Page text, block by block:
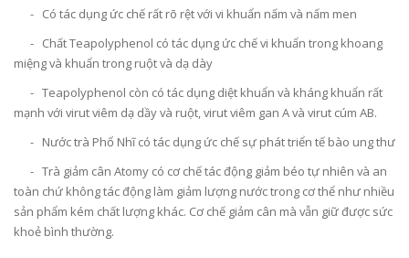
- Có tác dụng ức chế rất rõ rệt với vi khuẩn nấm và nấm men
- Chất Teapolyphenol có tác dụng ức chế vi khuẩn trong khoang
miệng và khuẩn trong ruột và dạ dày
- Teapolyphenol còn có tác dụng diệt khuẩn và kháng khuẩn rất
mạnh với virut viêm dạ dầy và ruột, virut viêm gan A và virut cúm AB.
- Nước trà Phổ Nhĩ có tác dụng ức chế sự phát triển tế bào ung thư
- Trà giảm cân Atomy có cơ chế tác động giảm béo tự nhiên và an
toàn chứ không tác động làm giảm lượng nước trong cơ thể như nhiều
sản phẩm kém chất lượng khác. Cơ chế giảm cân mà vẫn giữ được sức
khoẻ bình thường.